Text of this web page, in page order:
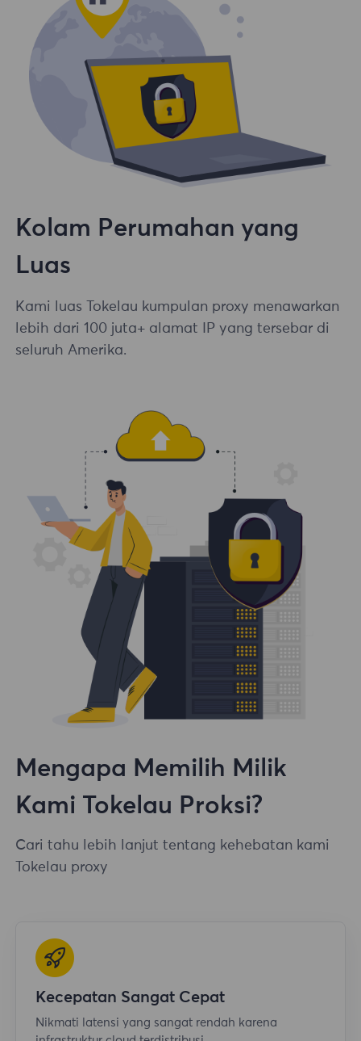
Kolam Perumahan yang
Luas
Kami luas Tokelau kumpulan proxy menawarkan
lebih dari 100 juta+ alamat IP yang tersebar di
seluruh Amerika.
Mengapa Memilih Milik
Kami Tokelau Proksi?
Cari tahu lebih lanjut tentang kehebatan kami
Tokelau proxy
Kecepatan Sangat Cepat
Nikmati latensi yang sangat rendah karena